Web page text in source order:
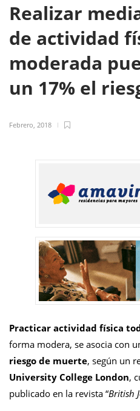
Realizar
de actividad
moderada
un 17% el
Febrero, 2018
Practicar actividad física
forma modera, se asocia con
riesgo de muerte, según un
University College London,
publicado en la revista “British